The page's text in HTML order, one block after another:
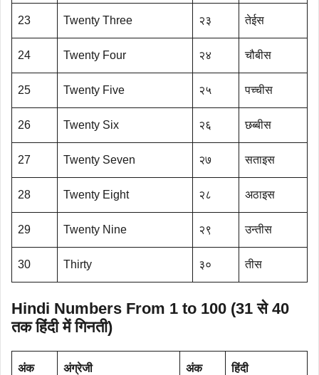
23 Twenty Three २३ तेईस
24 Twenty Four २४ चौबीस
25 Twenty Five २५ पच्चीस
26 Twenty Six २६ छब्बीस
27 Twenty Seven २७ सताइस
28 Twenty Eight २८ अठाइस
29 Twenty Nine २९ उन्तीस
30 Thirty ३० तीस
Hindi Numbers From 1 to 100 (31 से 40
तक हिंदी में गिनती)
अंक अंग्रेजी अंक हिंदी